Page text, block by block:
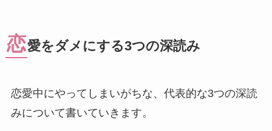
恋愛をダメにする3つの深読み
恋愛中にやってしまいがちな、代表的な3つの深読
みについて書いていきます。